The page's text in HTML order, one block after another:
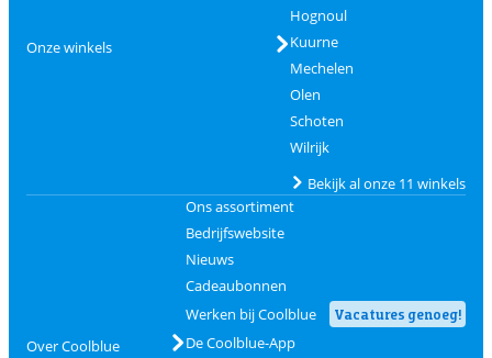
Onze winkels
Hognoul
Kuurne
Mechelen
Olen
Schoten
Wilrijk
Bekijk al onze 11 winkels
Over Coolblue
Ons assortiment
Bedrijfswebsite
Nieuws
Cadeaubonnen
Werken bij Coolblue
Vacatures genoeg!
De Coolblue-App